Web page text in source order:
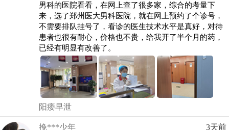
男科的医院看看，在网上查了很多家，综合的考量下
来，选了郑州医大男科医院，就在网上预约了个诊号，
不需要排队挂号了，看诊的医生技术水平是真好，对待
患者也很有耐心，价格也不贵，给我开了半个月的药，
已经有明显有改善了。
阳痿早泄
挽***少年 3天前